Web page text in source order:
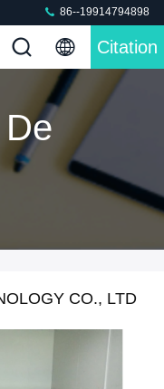
86--19914794898
Citation
CO., LTD